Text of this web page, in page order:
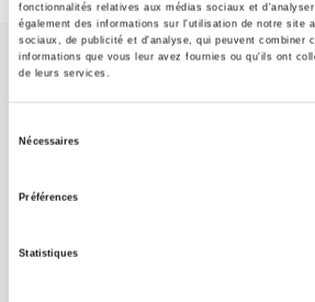
fonctionnalités relatives aux médias sociaux et
également des informations sur l'utilisation de notre site
sociaux, de publicité et d'analyse, qui peuvent combiner
informations que vous leur avez fournies ou qu'ils ont
de leurs services.
Nécessaires
Préférences
Statistiques
Maison d'édition dédiée aux sciences
Presses de Sciences Po participent
à la transmission des savoirs et des idées